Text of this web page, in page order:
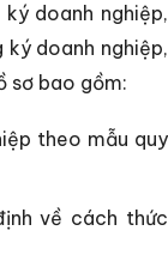
doanh nghiệp,
doanh nghiệp,
sơ bao gồm:
theo mẫu quy
về cách thức